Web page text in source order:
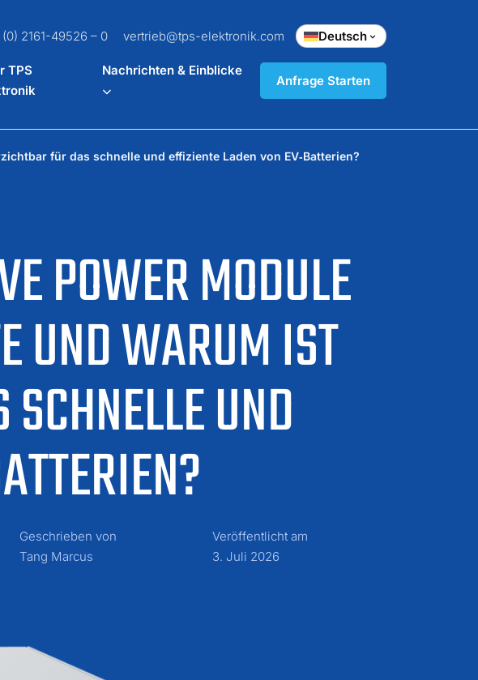
2161-49526 – 0 vertrieb@tps-elektronik.com Deutsch
TPS
Nachrichten & Einblicke
Anfrage Starten
POWER MODULE
UND WARUM IST
UND
für das schnelle und effiziente Laden von EV‑Batterien?
Geschrieben von
Tang Marcus
Veröffentlicht am
3. Juli 2026